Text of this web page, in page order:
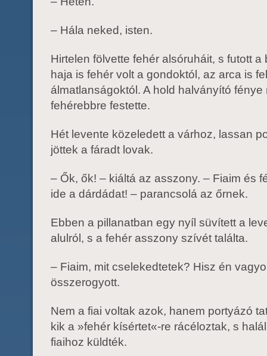
– Hála neked, isten.
Hirtelen fölvette fehér alsóruháit, s futott a
haja is fehér volt a gondoktól, az arca is
álmatlanságoktól. A hold halványító fénye
fehérebbre festette.
Hét levente közeledett a várhoz, lassan
jöttek a fáradt lovak.
– Ők, ők! – kiáltá az asszony. – Fiaim és
ide a dárdádat! – parancsolá az őrnek.
Ebben a pillanatban egy nyíl süvített a
alulról, s a fehér asszony szívét találta.
– Fiaim, mit cselekedtetek? Hisz én
összerogyott.
Nem a fiai voltak azok, hanem portyázó
kik a »fehér kísértet«-re rácéloztak, s
fiaihoz küldték.